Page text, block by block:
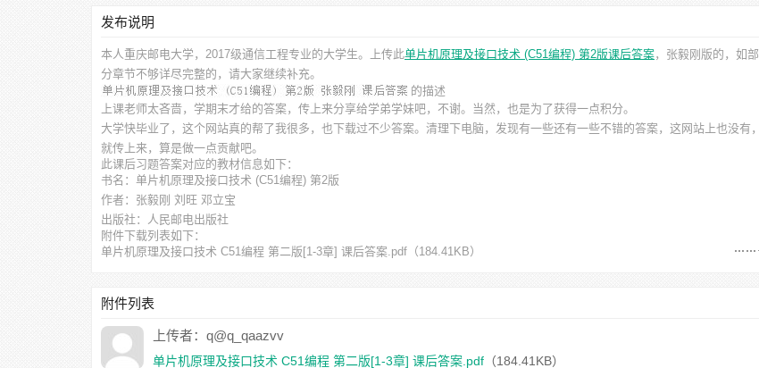
发布说明
本人重庆邮电大学，2017级通信工程专业的大学生。上传此单片机原理及接口技术 (C51编程) 第2版课后答案，张毅刚 版的，如部
分章节不够详尽完整的，请大家继续补充。
的描述
上课老师太吝啬，学期末才给的答案，传上来分享给学弟学妹吧，不谢。当然，也是为了获得一点积分。
大学快毕业了，这个网站真的帮了我很多，也下载过不少答案。清理下电脑，发现有一些还有一些不错的答案，这网站上也没有，
就传上来，算是做一点贡献吧。
此课后习题答案对应的教材信息如下：
书名：单片机原理及接口技术 (C51编程) 第2版
作者：张毅刚 刘旺 邓立宝
出版社：人民邮电出版社
附件下载列表如下：
单片机原理及接口技术 C51编程 第二版[1-3章] 课后答案.pdf （184.41KB）
附件列表
上传者：q@q_qaazvv
单片机原理及接口技术 C51编程 第二版[1-3章] 课后答案.pdf （184.41KB）